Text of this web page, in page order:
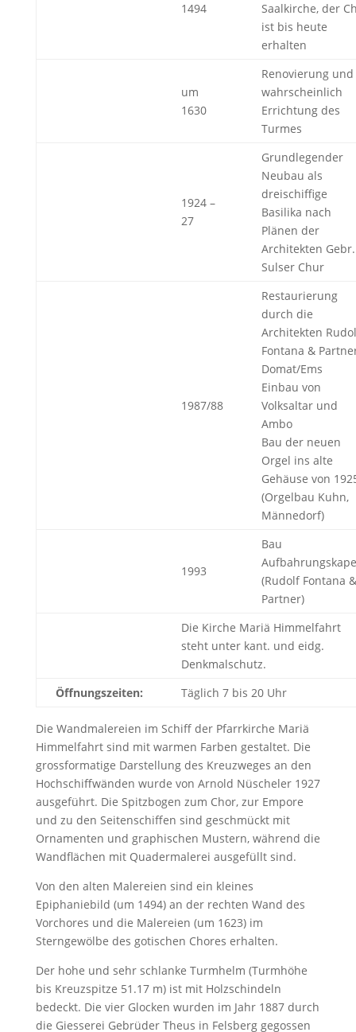
1494
Saalkirche, der
ist bis heute
erhalten
um
1630
Renovierung und
wahrscheinlich
Errichtung des
Turmes
1924 –
27
Grundlegender
Neubau als
dreischiffige
Basilika nach
Plänen der
Architekten Gebr.
Sulser Chur
1987/88
Restaurierung
durch die
Architekten
Fontana &
Domat/Ems
Einbau von
Volksaltar und
Ambo
Bau der neuen
Orgel ins alte
Gehäuse von
(Orgelbau Kuhn,
Männedorf)
1993
Bau
(Rudolf Fontana &
Partner)
Die Kirche Mariä Himmelfahrt
steht unter kant. und eidg.
Denkmalschutz.
Öffnungszeiten:
Täglich 7 bis 20 Uhr
Die Wandmalereien im Schiff der Pfarrkirche Mariä
Himmelfahrt sind mit warmen Farben gestaltet. Die
grossformatige Darstellung des Kreuzweges an den
Hochschiffwänden wurde von Arnold Nüscheler 1927
ausgeführt. Die Spitzbogen zum Chor, zur Empore
und zu den Seitenschiffen sind geschmückt mit
Ornamenten und graphischen Mustern, während die
Wandflächen mit Quadermalerei ausgefüllt sind.
Von den alten Malereien sind ein kleines
Epiphaniebild (um 1494) an der rechten Wand des
Vorchores und die Malereien (um 1623) im
Sterngewölbe des gotischen Chores erhalten.
Der hohe und sehr schlanke Turmhelm (Turmhöhe
bis Kreuzspitze 51.17 m) ist mit Holzschindeln
bedeckt. Die vier Glocken wurden im Jahr 1887 durch
die Giesserei Gebrüder Theus in Felsberg gegossen